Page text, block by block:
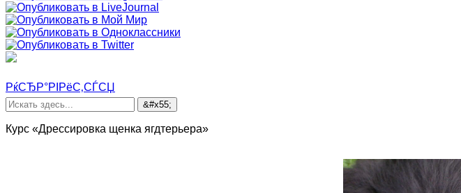
РќСЂР°РІРёС‚СЃСЏ
Курс «Дрессировка щенка ягдтерьера»